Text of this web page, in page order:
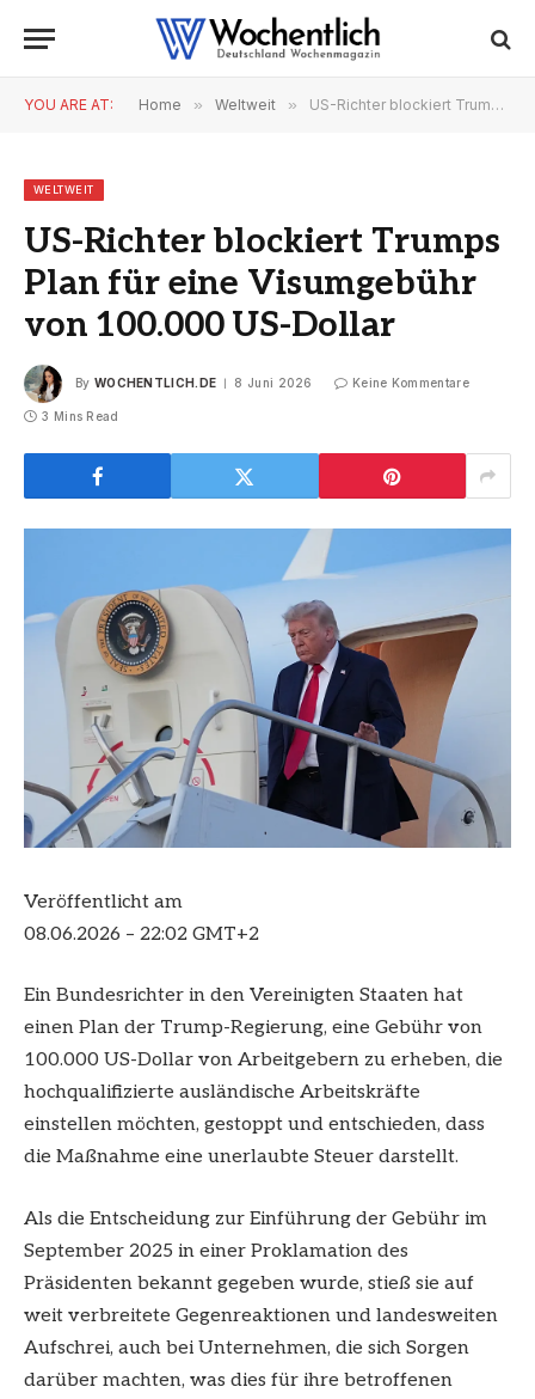
YOU ARE AT: Home » Weltweit » US-Richter blockiert Trumps Plan für eine Visumgebühr von 100.000 US-Dollar
WELTWEIT
US-Richter blockiert Trumps
Plan für eine Visumgebühr
von 100.000 US-Dollar
By WOCHENTLICH.DE 8 Juni 2026 Keine Kommentare
3 Mins Read
Veröffentlicht am
08.06.2026 – 22:02 GMT+2
Ein Bundesrichter in den Vereinigten Staaten hat
einen Plan der Trump-Regierung, eine Gebühr von
100.000 US-Dollar von Arbeitgebern zu erheben, die
hochqualifizierte ausländische Arbeitskräfte
einstellen möchten, gestoppt und entschieden, dass
die Maßnahme eine unerlaubte Steuer darstellt.
Als die Entscheidung zur Einführung der Gebühr im
September 2025 in einer Proklamation des
Präsidenten bekannt gegeben wurde, stieß sie auf
weit verbreitete Gegenreaktionen und landesweiten
Aufschrei, auch bei Unternehmen, die sich Sorgen
darüber machten, was dies für ihre betroffenen